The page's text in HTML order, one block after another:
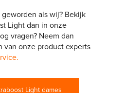
als wij? Bekijk
Light dan in onze
vragen? Neem dan
van onze product experts
Light dames